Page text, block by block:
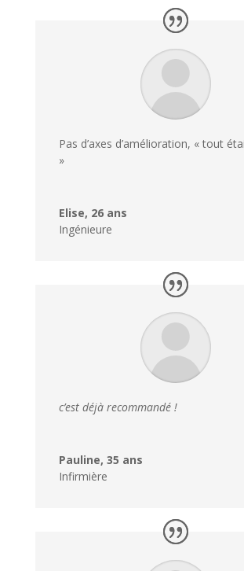
Pas d’axes d’amélioration, « tout
»
Elise, 26 ans
Ingénieure
c’est déjà recommandé !
Pauline, 35 ans
Infirmière